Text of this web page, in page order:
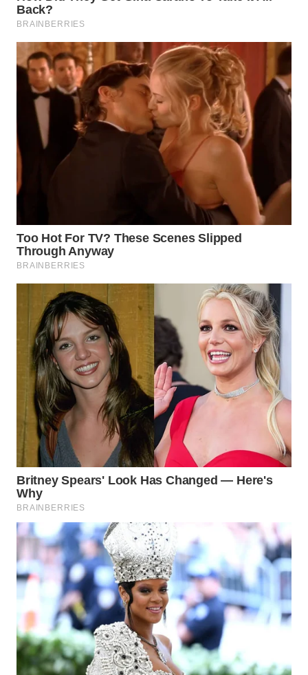
WN
BOROBUDUR
WN
MADURA
SURABAYA
BINTAN
WN
MANDALIKA
WN
LIKUPANG
WN
LABUANBAJO
WN
BORNEO
Wahana
Media
Group
WAHANA
NEWS
WAHANA
WAHANA
ADVOKAT